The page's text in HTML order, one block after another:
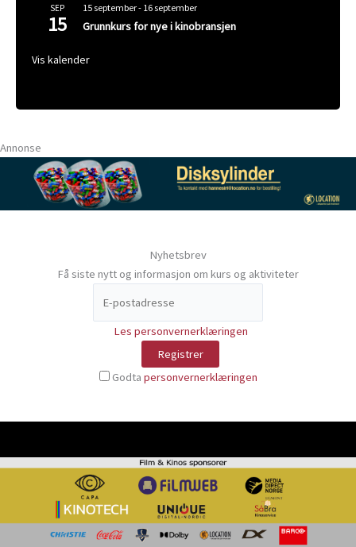
SEP
15
15 september- 16 september
Grunnkurs for nye i kinobransjen
Vis kalender
Annonse
Nyhetsbrev
Få siste nytt og informasjon om kurs og aktiviteter
Les personvernerklæringen
Godta personvernerklæringen